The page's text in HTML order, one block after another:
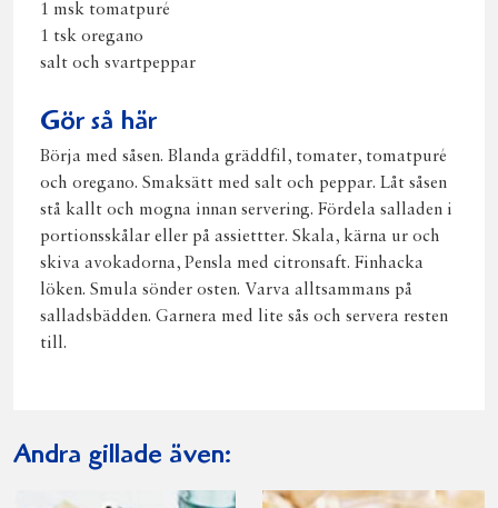
1 msk tomatpuré
1 tsk oregano
salt och svartpeppar
Gör så här
Börja med såsen. Blanda gräddfil, tomater, tomatpuré
och oregano. Smaksätt med salt och peppar. Låt såsen
stå kallt och mogna innan servering. Fördela salladen i
portionsskålar eller på assiettter. Skala, kärna ur och
skiva avokadorna, Pensla med citronsaft. Finhacka
löken. Smula sönder osten. Varva alltsammans på
salladsbädden. Garnera med lite sås och servera resten
till.
Andra gillade även: